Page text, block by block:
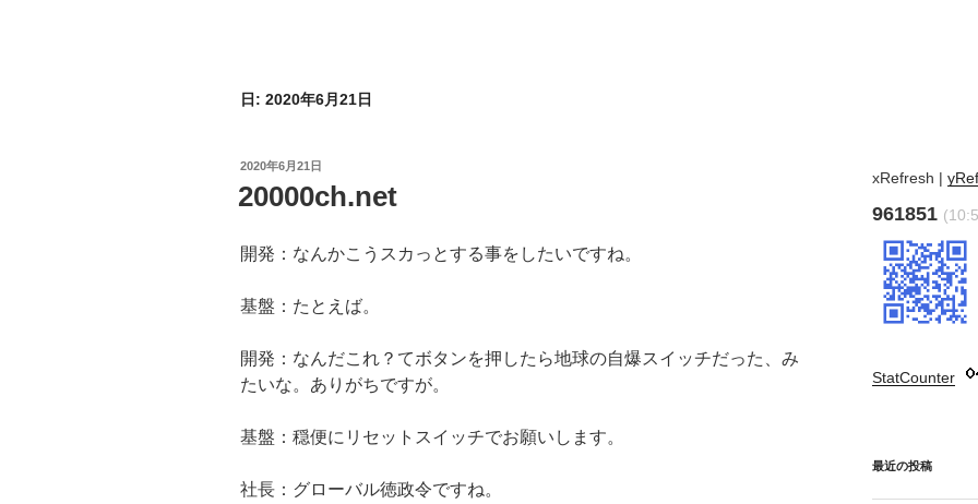
日: 2020年6月21日
投
日:
2020年6月21日
20000ch.net
開発：なんかこうスカっとする事をしたいですね。
基盤：たとえば。
開発：なんだこれ？てボタンを押したら地球の自爆スイッチだった、み
たいな。ありがちですが。
基盤：穏便にリセットスイッチでお願いします。
社長：グローバル徳政令ですね。
xRefresh |
961851
StatCounter:
最近の投稿